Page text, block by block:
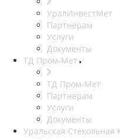
УралИнвестМет
Партнёрам
Услуги
Документы
ТД Пром-Мет
ТД Пром-Мет
Партнёрам
Услуги
Документы
Уральская Стекольная